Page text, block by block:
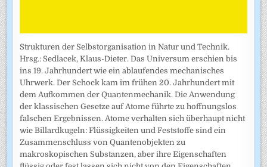
Strukturen der Selbstorganisation in Natur und Technik.
Hrsg.: Sedlacek, Klaus-Dieter. Das Universum erschien bis
ins 19. Jahrhundert wie ein ablaufendes mechanisches
Uhrwerk. Der Schock kam im frühen 20. Jahrhundert mit
dem Aufkommen der Quantenmechanik. Die Anwendung
der klassischen Gesetze auf Atome führte zu hoffnungslos
falschen Ergebnissen. Atome verhalten sich überhaupt nicht
wie Billardkugeln: Flüssigkeiten und Feststoffe sind ein
Zusammenschluss von Quantenobjekten zu
makroskopischen Substanzen, aber ihre Eigenschaften